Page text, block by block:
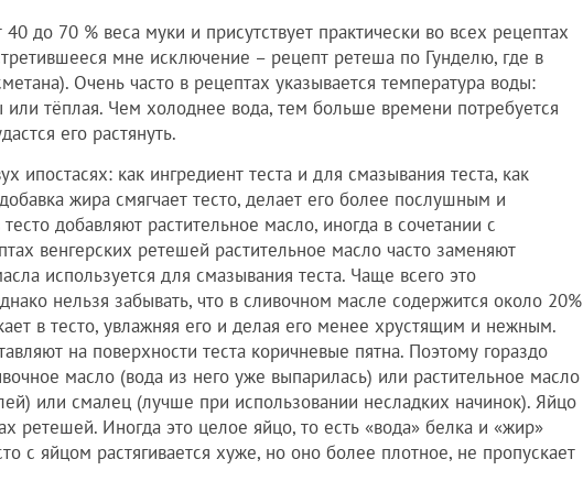
до 70 % веса муки и присутствует практически во всех рецептах
мне исключение – рецепт ретеша по Гунделю, где в
Очень часто в рецептах указывается температура воды:
тёплая. Чем холоднее вода, тем больше времени потребуется
его растянуть.
ипостасях: как ингредиент теста и для смазывания теста, как
жира смягчает тесто, делает его более послушным и
добавляют растительное масло, иногда в сочетании с
венгерских ретешей растительное масло часто заменяют
используется для смазывания теста. Чаще всего это
нельзя забывать, что в сливочном масле содержится около 20%
в тесто, увлажняя его и делая его менее хрустящим и нежным.
на поверхности теста коричневые пятна. Поэтому гораздо
масло (вода из него уже выпарилась) или растительное масло
или смалец (лучше при использовании несладких начинок). Яйцо
ретешей. Иногда это целое яйцо, то есть «вода» белка и «жир»
с яйцом растягивается хуже, но оно более плотное, не пропускает